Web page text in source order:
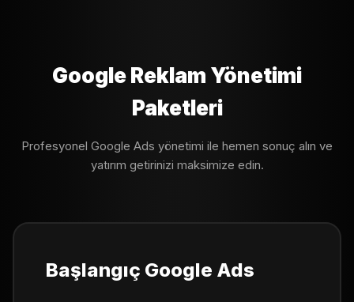
Google Reklam Yönetimi
Paketleri
Profesyonel Google Ads yönetimi ile hemen sonuç alın ve
yatırım getirinizi maksimize edin.
Başlangıç Google Ads